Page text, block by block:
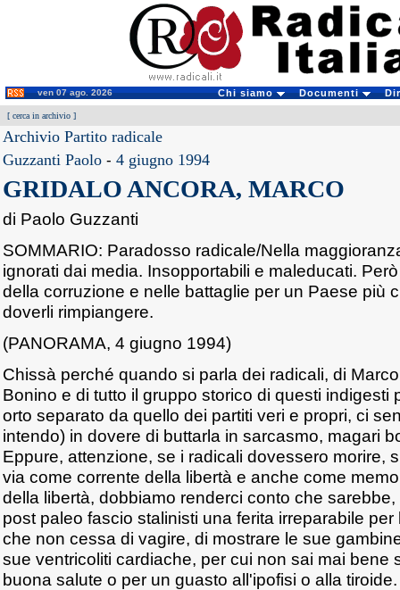
ven 07 ago. 2026 Chi siamo Documenti
[ cerca in archivio ]
Archivio Partito radicale
Guzzanti Paolo - 4 giugno 1994
GRIDALO ANCORA, MARCO
di Paolo Guzzanti
SOMMARIO: Paradosso radicale/Nella
ignorati dai media. Insopportabili e maleducati.
della corruzione e nelle battaglie per un Paese più
doverli rimpiangere.
(PANORAMA, 4 giugno 1994)
Chissà perché quando si parla dei radicali, di
Bonino e di tutto il gruppo storico di questi indigesti
orto separato da quello dei partiti veri e propri, ci
intendo) in dovere di buttarla in sarcasmo, magari
Eppure, attenzione, se i radicali dovessero morire,
via come corrente della libertà e anche come
della libertà, dobbiamo renderci conto che
post paleo fascio stalinisti una ferita irreparabile
che non cessa di vagire, di mostrare le sue
sue ventricoliti cardiache, per cui non sai mai bene
buona salute o per un guasto all'ipofisi o alla tiroide.